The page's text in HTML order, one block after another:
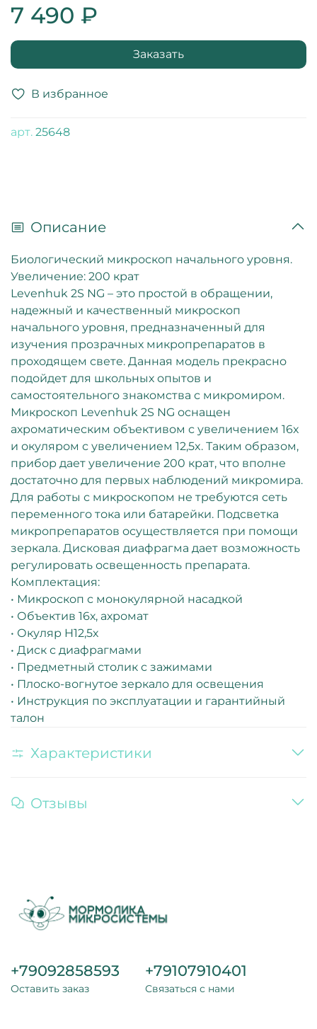
В избранное
арт. 25648
7 490 ₽
Заказать
Описание
Биологический микроскоп начального уровня.
Увеличение: 200 крат
Levenhuk 2S NG – это простой в обращении,
надежный и качественный микроскоп
начального уровня, предназначенный для
изучения прозрачных микропрепаратов в
проходящем свете. Данная модель прекрасно
подойдет для школьных опытов и
самостоятельного знакомства с микромиром.
Микроскоп Levenhuk 2S NG оснащен
ахроматическим объективом с увеличением 16x
и окуляром с увеличением 12,5x. Таким образом,
прибор дает увеличение 200 крат, что вполне
достаточно для первых наблюдений микромира.
Для работы с микроскопом не требуются сеть
переменного тока или батарейки. Подсветка
микропрепаратов осуществляется при помощи
зеркала. Дисковая диафрагма дает возможность
регулировать освещенность препарата.
Комплектация:
• Микроскоп с монокулярной насадкой
• Объектив 16х, ахромат
• Окуляр H12,5х
• Диск с диафрагмами
• Предметный столик с зажимами
• Плоско-вогнутое зеркало для освещения
• Инструкция по эксплуатации и гарантийный
талон
Характеристики
Отзывы
+79092858593
Оставить заказ
+79107910401
Связаться с нами